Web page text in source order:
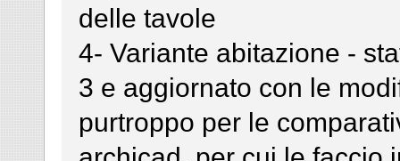
delle tavole
4- Variante abitazione -
3 e aggiornato con le
purtroppo per le